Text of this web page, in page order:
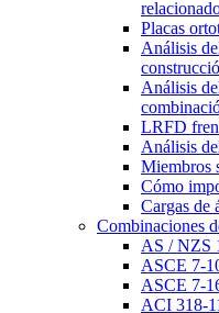
Placas
Análisis
Análisis
LRFD
Análisis
Miembros
Cómo
Cargas de
Combinaciones
AS / NZS
ASCE 7-
ASCE 7-
ACI 318-